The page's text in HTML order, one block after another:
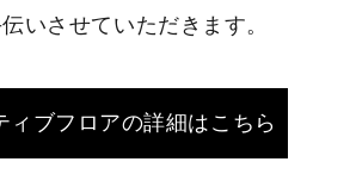
いさせていただきます。
ィブフロアの詳細はこちら